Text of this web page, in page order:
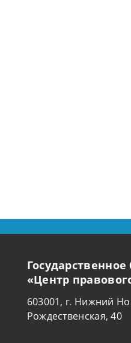
«Центр
603001, г. Нижний
Рождественская, 40